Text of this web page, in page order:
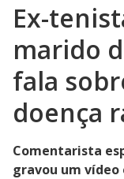
Ex-
marido
fala
doença
Comentarista
gravou um vídeo